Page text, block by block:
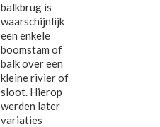
balkbrug is
waarschijnlijk
een enkele
boomstam of
balk over een
kleine rivier of
sloot. Hierop
werden later
variaties